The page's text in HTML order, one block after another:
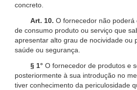
concreto.
Art. 10. O fornecedor não
de consumo produto ou serviço que
apresentar alto grau de nocividade ou
saúde ou segurança.
§ 1° O fornecedor de produtos e
posteriormente à sua introdução no
tiver conhecimento da periculosidade